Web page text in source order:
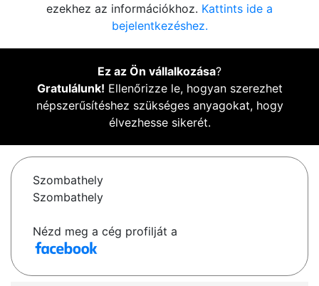
ezekhez az információkhoz. Kattints ide a
bejelentkezéshez.
Ez az Ön vállalkozása?
Gratulálunk! Ellenőrizze le, hogyan szerezhet
népszerűsítéshez szükséges anyagokat, hogy
élvezhesse sikerét.
Szombathely
Szombathely
Nézd meg a cég profilját a